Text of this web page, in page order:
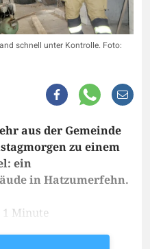
schnell unter Kontrolle. Foto:
aus der Gemeinde
zu einem
ein
in Hatzumerfehn.
1 Minute